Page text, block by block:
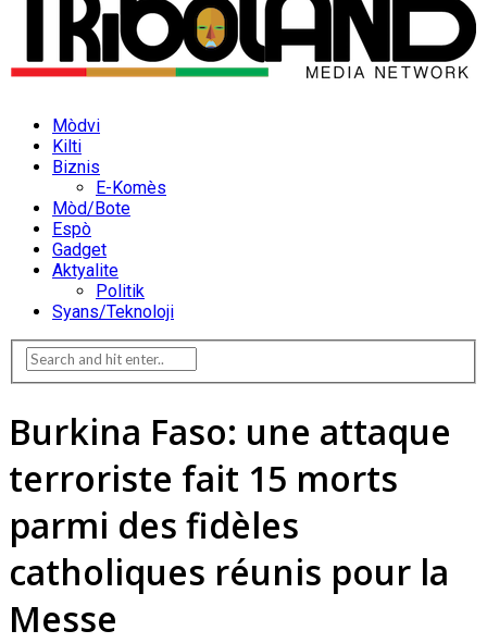
Mòdvi
Kilti
Biznis
E-Komès
Mòd/Bote
Espò
Gadget
Aktyalite
Politik
Syans/Teknoloji
Burkina Faso: une attaque
terroriste fait 15 morts
parmi des fidèles
catholiques réunis pour la
Messe